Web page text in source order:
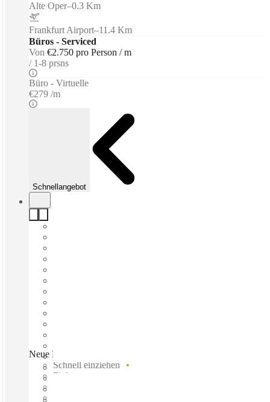
Alte Oper–0.3 Km
Frankfurt Airport–11.4 Km
Büros - Serviced
Von €2.750 pro Person / m
1-8 prsns
Büro - Virtuelle
€279 /m
Schnellangebot
Neue Mainzer Strasse, Frankfurt, 60311
Schnell einziehen
Fixkosten